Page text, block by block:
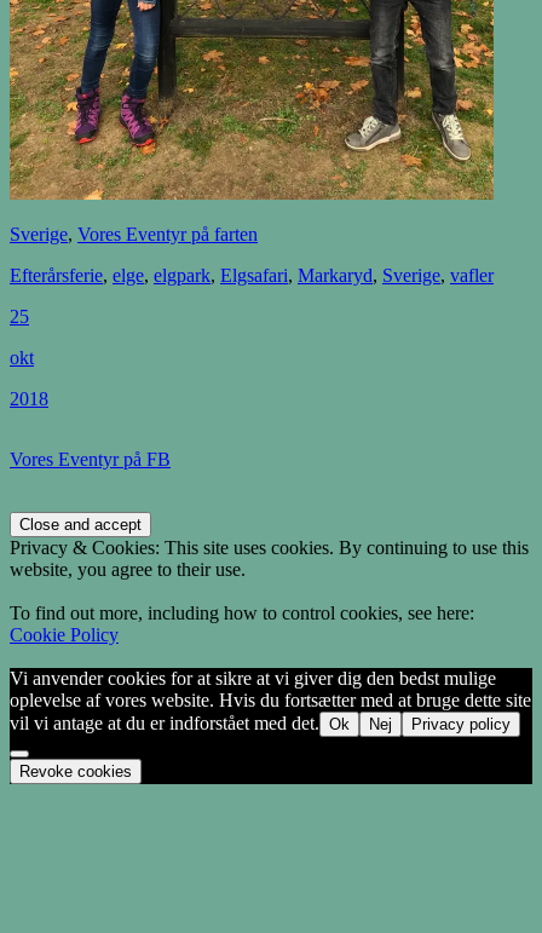
Sverige, Vores Eventyr på farten
Efterårsferie, elge, elgpark, Elgsafari, Markaryd, Sverige, vafler
25
okt
2018
Vores Eventyr på FB
Privacy & Cookies: This site uses cookies. By continuing to use this
website, you agree to their use.
To find out more, including how to control cookies, see here:
Cookie Policy
Vi anvender cookies for at sikre at vi giver dig den bedst mulige
oplevelse af vores website. Hvis du fortsætter med at bruge dette site
vil vi antage at du er indforstået med det. Ok Nej Privacy policy
Revoke cookies